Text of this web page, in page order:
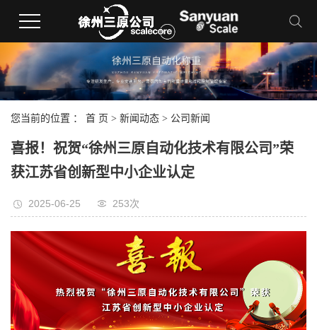
您当前的位置 ： 首 页 > 新闻动态 > 公司新闻
喜报！祝贺“徐州三原自动化技术有限公司”荣
获江苏省创新型中小企业认定
2025-06-25 253次